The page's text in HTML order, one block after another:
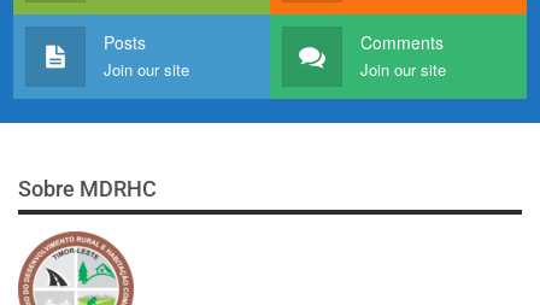
Posts
Join our site
Comments
Join our site
Sobre MDRHC